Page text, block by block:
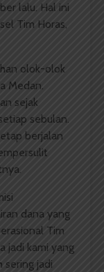
lalu. Hal ini
Tim Horas,
olok-olok
Medan.
sejak
sebulan.
berjalan
dana yang
Tim
jadi kami yang
sering jadi